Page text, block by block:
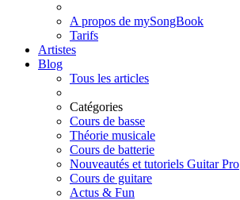
A propos de mySongBook
Tarifs
Artistes
Blog
Tous les articles
Catégories
Cours de basse
Théorie musicale
Cours de batterie
Nouveautés et tutoriels Guitar Pro
Cours de guitare
Actus & Fun